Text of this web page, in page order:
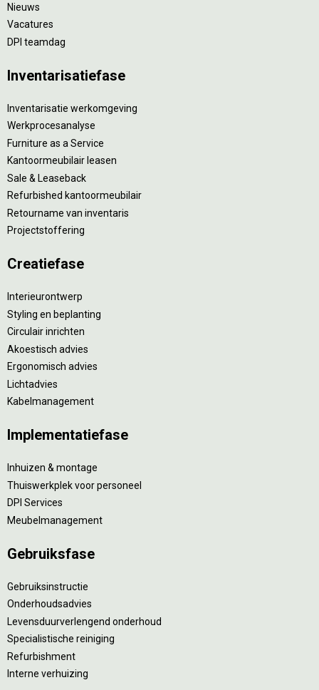
Nieuws
Vacatures
DPI teamdag
Inventarisatiefase
Inventarisatie werkomgeving
Werkprocesanalyse
Furniture as a Service
Kantoormeubilair leasen
Sale & Leaseback
Refurbished kantoormeubilair
Retourname van inventaris
Projectstoffering
Creatiefase
Interieurontwerp
Styling en beplanting
Circulair inrichten
Akoestisch advies
Ergonomisch advies
Lichtadvies
Kabelmanagement
Implementatiefase
Inhuizen & montage
Thuiswerkplek voor personeel
DPI Services
Meubelmanagement
Gebruiksfase
Gebruiksinstructie
Onderhoudsadvies
Levensduurverlengend onderhoud
Specialistische reiniging
Refurbishment
Interne verhuizing